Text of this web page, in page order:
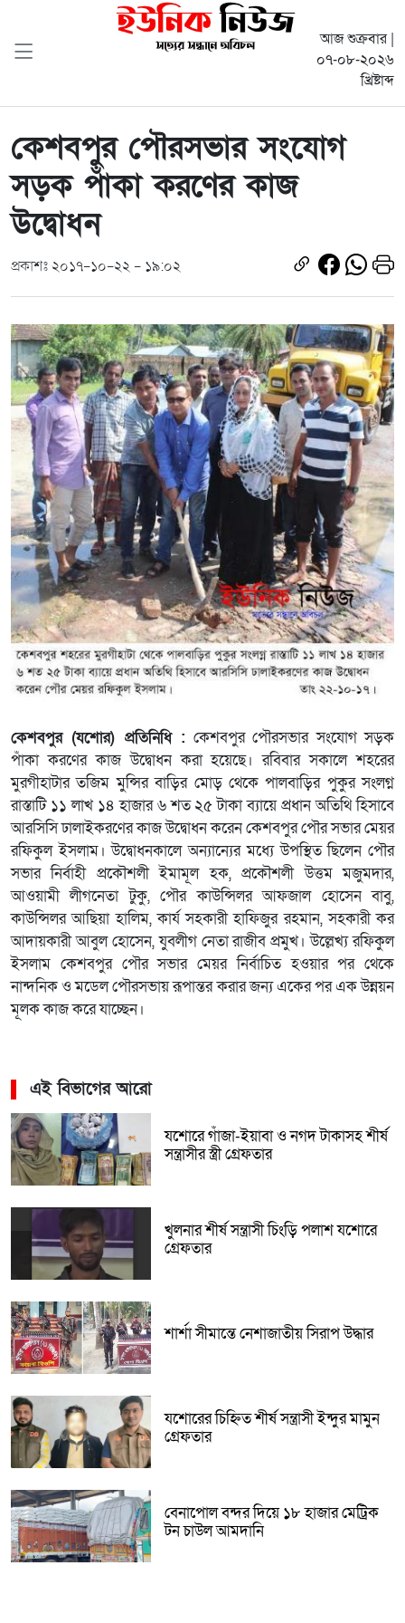
আজ শুক্রবার |
০৭-০৮-২০২৬
খ্রিষ্টাব্দ
কেশবপুর পৌরসভার সংযোগ
সড়ক পাঁকা করণের কাজ
উদ্বোধন
প্রকাশঃ ২০১৭-১০-২২ - ১৯:০২
কেশবপুর (যশোর) প্রতিনিধি : কেশবপুর পৌরসভার সংযোগ সড়ক
পাঁকা করণের কাজ উদ্বোধন করা হয়েছে। রবিবার সকালে শহরের
মুরগীহাটার তজিম মুন্সির বাড়ির মোড় থেকে পালবাড়ির পুকুর সংলগ্ন
রাস্তাটি ১১ লাখ ১৪ হাজার ৬ শত ২৫ টাকা ব্যায়ে প্রধান অতিথি হিসাবে
আরসিসি ঢালাইকরণের কাজ উদ্বোধন করেন কেশবপুর পৌর সভার মেয়র
রফিকুল ইসলাম। উদ্বোধনকালে অন্যান্যের মধ্যে উপস্থিত ছিলেন পৌর
সভার নির্বাহী প্রকৌশলী ইমামূল হক, প্রকৌশলী উত্তম মজুমদার,
আওয়ামী লীগনেতা টুকু, পৌর কাউন্সিলর আফজাল হোসেন বাবু,
কাউন্সিলর আছিয়া হালিম, কার্য সহকারী হাফিজুর রহমান, সহকারী কর
আদায়কারী আবুল হোসেন, যুবলীগ নেতা রাজীব প্রমুখ। উল্লেখ্য রফিকুল
ইসলাম কেশবপুর পৌর সভার মেয়র নির্বাচিত হওয়ার পর থেকে
নান্দনিক ও মডেল পৌরসভায় রূপান্তর করার জন্য একের পর এক উন্নয়ন
মূলক কাজ করে যাচ্ছেন।
এই বিভাগের আরো
যশোরে গাঁজা-ইয়াবা ও নগদ টাকাসহ শীর্ষ
সন্ত্রাসীর স্ত্রী গ্রেফতার
খুলনার শীর্ষ সন্ত্রাসী চিংড়ি পলাশ যশোরে
গ্রেফতার
শার্শা সীমান্তে নেশাজাতীয় সিরাপ উদ্ধার
যশোরের চিহ্নিত শীর্ষ সন্ত্রাসী ইন্দুর মামুন
গ্রেফতার
বেনাপোল বন্দর দিয়ে ১৮ হাজার মেট্রিক
টন চাউল আমদানি